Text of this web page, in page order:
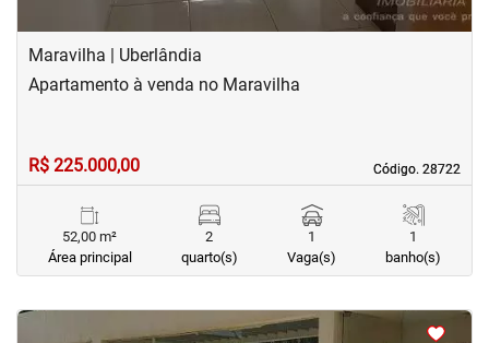
Maravilha | Uberlândia
Código. 28722
Código. 28722
Apartamento à venda no Maravilha
R$ 225.000,00
52,00 m²
Área principal
2
quarto(s)
1
Vaga(s)
1
banho(s)
<